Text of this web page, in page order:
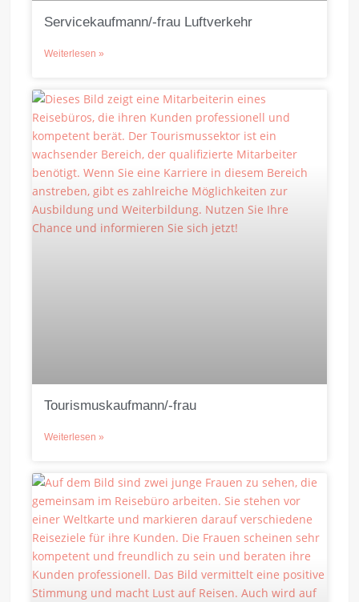
Servicekaufmann/-frau Luftverkehr
Weiterlesen »
Tourismuskaufmann/-frau
Weiterlesen »